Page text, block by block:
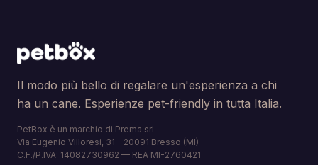
Il modo più bello di regalare un'esperienza a chi
ha un cane. Esperienze pet-friendly in tutta Italia.
PetBox è un marchio di Prema srl
Via Eugenio Villoresi, 31 - 20091 Bresso (MI)
C.F./P.IVA: 14082730962 — REA MI-2760421